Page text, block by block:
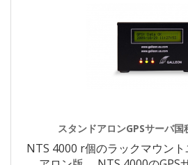
スタンドアロンGPSサーバ国
NTS 4000 r個のラックマウン